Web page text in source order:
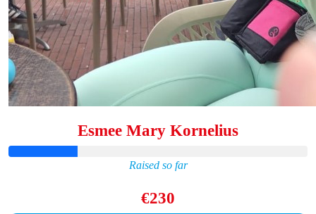
Esmee Mary Kornelius
Raised so far
€230